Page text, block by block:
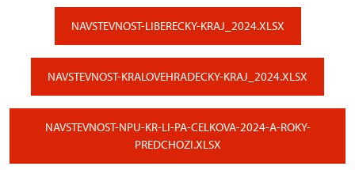
NAVSTEVNOST-LIBERECKY-KRAJ_2024.XLSX
NAVSTEVNOST-KRALOVEHRADECKY-KRAJ_2024.XLSX
NAVSTEVNOST-NPU-KR-LI-PA-CELKOVA-2024-A-ROKY-
PREDCHOZI.XLSX